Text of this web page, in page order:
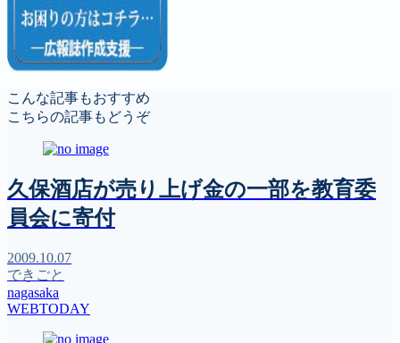
こんな記事もおすすめ
こちらの記事もどうぞ
久保酒店が売り上げ金の一部を教育委
員会に寄付
2009.10.07
できごと
nagasaka
WEBTODAY